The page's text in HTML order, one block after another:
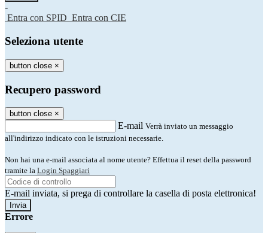
-
Entra con SPID Entra con CIE
Seleziona utente
button close ×
Recupero password
button close ×
E-mail Verrà inviato un messaggio
all'indirizzo indicato con le istruzioni necessarie.
Non hai una e-mail associata al nome utente? Effettua il reset della password
tramite la Login Spaggiari
E-mail inviata, si prega di controllare la casella di posta elettronica!
Errore